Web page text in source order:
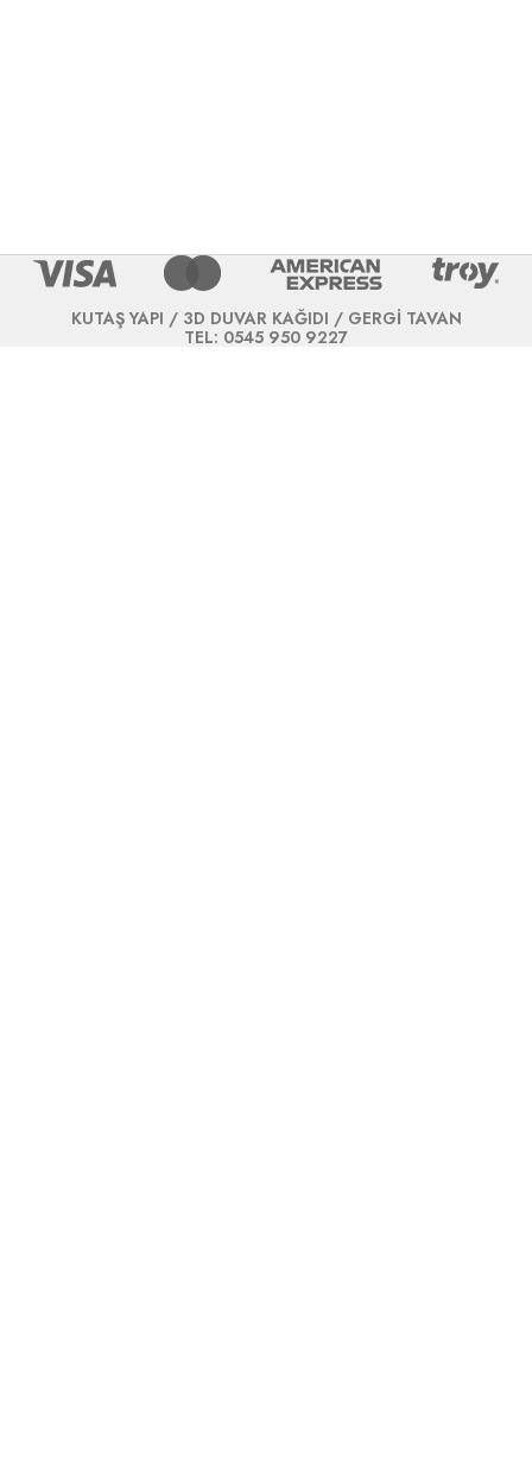
KUTAŞ YAPI / 3D DUVAR KAĞIDI / GERGİ TAVAN
TEL: 0545 950 9227